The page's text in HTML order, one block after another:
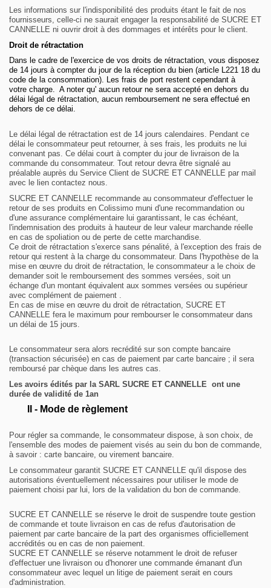
Les informations sur l'indisponibilité des produits étant le fait de nos
fournisseurs, celle-ci ne saurait engager la responsabilité de SUCRE ET
CANNELLE ni ouvrir droit à des dommages et intérêts pour le client.
Droit de rétractation
Dans le cadre de l'exercice de vos droits de rétractation, vous disposez
de 14 jours à compter du jour de la réception du bien (article L221 18 du
code de la consommation). Les frais de port restent cependant à
votre charge. A noter qu' aucun retour ne sera accepté en dehors du
délai légal de rétractation, aucun remboursement ne sera effectué en
dehors de ce délai.
Le délai légal de rétractation est de 14 jours calendaires. Pendant ce
délai le consommateur peut retourner, à ses frais, les produits ne lui
convenant pas. Ce délai court à compter du jour de livraison de la
commande du consommateur. Tout retour devra être signalé au
préalable auprès du Service Client de SUCRE ET CANNELLE par mail
avec le lien contactez nous.
SUCRE ET CANNELLE recommande au consommateur d'effectuer le
retour de ses produits en Colissimo muni d'une recommandation ou
d'une assurance complémentaire lui garantissant, le cas échéant,
l'indemnisation des produits à hauteur de leur valeur marchande réelle
en cas de spoliation ou de perte de cette marchandise.
Ce droit de rétractation s'exerce sans pénalité, à l'exception des frais de
retour qui restent à la charge du consommateur. Dans l'hypothèse de la
mise en œuvre du droit de rétractation, le consommateur a le choix de
demander soit le remboursement des sommes versées, soit un
échange d'un montant équivalent aux sommes versées ou supérieur
avec complément de paiement .
En cas de mise en œuvre du droit de rétractation, SUCRE ET
CANNELLE fera le maximum pour rembourser le consommateur dans
un délai de 15 jours.
Le consommateur sera alors recrédité sur son compte bancaire
(transaction sécurisée) en cas de paiement par carte bancaire ; il sera
remboursé par chèque dans les autres cas.
Les avoirs édités par la SARL SUCRE ET CANNELLE ont une
durée de validité de 1an
II - Mode de règlement
Pour régler sa commande, le consommateur dispose, à son choix, de
l'ensemble des modes de paiement visés au sein du bon de commande,
à savoir : carte bancaire, ou virement bancaire.
Le consommateur garantit SUCRE ET CANNELLE qu'il dispose des
autorisations éventuellement nécessaires pour utiliser le mode de
paiement choisi par lui, lors de la validation du bon de commande.
SUCRE ET CANNELLE se réserve le droit de suspendre toute gestion
de commande et toute livraison en cas de refus d'autorisation de
paiement par carte bancaire de la part des organismes officiellement
accrédités ou en cas de non paiement.
SUCRE ET CANNELLE se réserve notamment le droit de refuser
d'effectuer une livraison ou d'honorer une commande émanant d'un
consommateur avec lequel un litige de paiement serait en cours
d'administration.